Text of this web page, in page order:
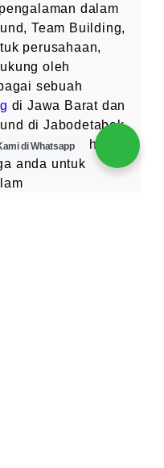
dalam
Team Building,
perusahaan,
oleh
sebuah
di Jawa Barat dan
di Jabodetabek
kami berusaha
anda untuk
di Whatsapp